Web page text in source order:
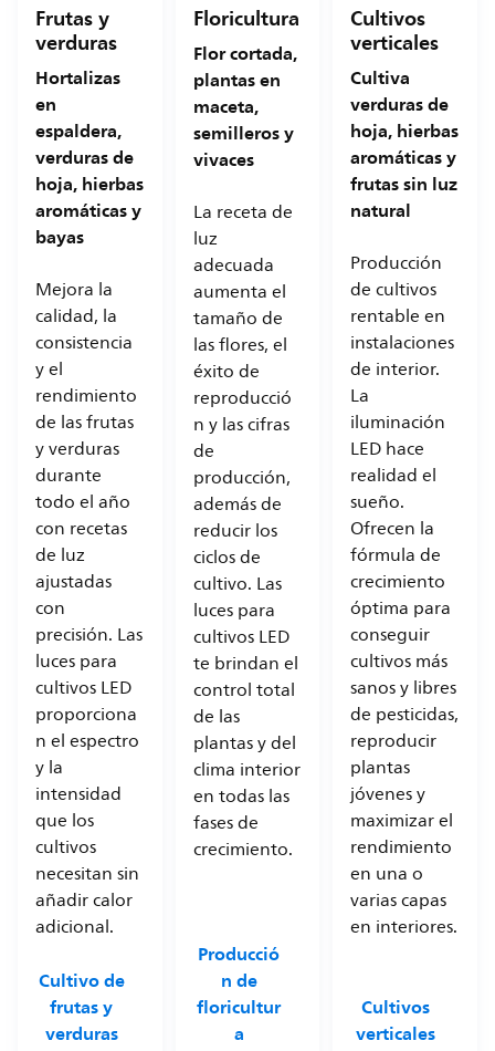
Frutas y
verduras
Hortalizas
en
espaldera,
verduras de
hoja, hierbas
aromáticas y
bayas
Mejora la
calidad, la
consistencia
y el
rendimiento
de las frutas
y verduras
durante
todo el año
con recetas
de luz
ajustadas
con
precisión. Las
luces para
cultivos LED
proporciona
n el espectro
y la
intensidad
que los
cultivos
necesitan sin
añadir calor
adicional.
Cultivo de
frutas y
verduras
Floricultura
Flor cortada,
plantas en
maceta,
semilleros y
vivaces
La receta de
luz
adecuada
aumenta el
tamaño de
las flores, el
éxito de
reproducció
n y las cifras
de
producción,
además de
reducir los
ciclos de
cultivo. Las
luces para
cultivos LED
te brindan el
control total
de las
plantas y del
clima interior
en todas las
fases de
crecimiento.
Producció
n de
floricultur
a
Cultivos
verticales
Cultiva
verduras de
hoja, hierbas
aromáticas y
frutas sin luz
natural
Producción
de cultivos
rentable en
instalaciones
de interior.
La
iluminación
LED hace
realidad el
sueño.
Ofrecen la
fórmula de
crecimiento
óptima para
conseguir
cultivos más
sanos y libres
de pesticidas,
reproducir
plantas
jóvenes y
maximizar el
rendimiento
en una o
varias capas
en interiores.
Cultivos
verticales